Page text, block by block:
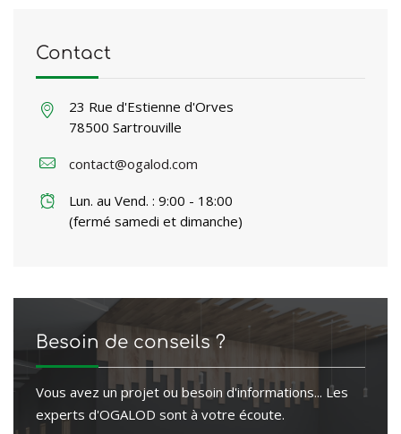
Contact
23 Rue d'Estienne d'Orves
78500 Sartrouville
contact@ogalod.com
Lun. au Vend. : 9:00 - 18:00
(fermé samedi et dimanche)
Besoin de conseils ?
Vous avez un projet ou besoin d'informations... Les
experts d'OGALOD sont à votre écoute.